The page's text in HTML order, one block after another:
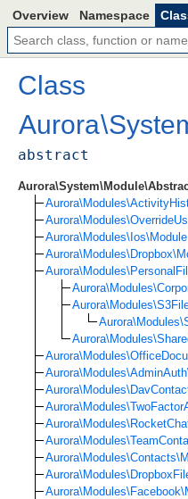
Overview Namespace
Class
Aurora\
abstract
Aurora\Modules\Ios\Module